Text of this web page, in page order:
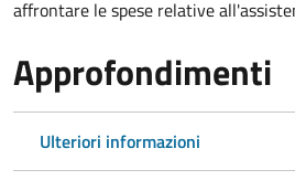
affrontare le spese relative
Approfondimenti
Ulteriori informazioni